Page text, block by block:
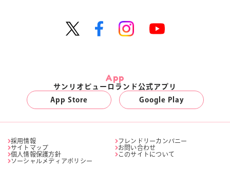
App
サンリオピューロランド公式アプリ
App Store
Google Play
採用情報
フレンドリーカンパニー
サイトマップ
お問い合わせ
個人情報保護方針
このサイトについて
ソーシャルメディアポリシー